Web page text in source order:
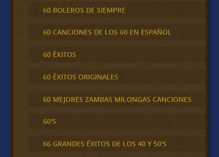
60 BOLEROS DE SIEMPRE
60 CANCIONES DE LOS 60 EN ESPAÑOL
60 ÉXITOS
60 ÉXITOS ORIGINALES
60 MEJORES ZAMBAS MILONGAS CANCIONES
60'S
66 GRANDES ÉXITOS DE LOS 40 Y 50'S